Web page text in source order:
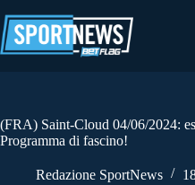
al
contenuto
(FRA) Saint-Cloud 04/06/2024:
Programma di fascino!
Redazione SportNews